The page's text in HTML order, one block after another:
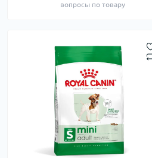
вопросы по товару